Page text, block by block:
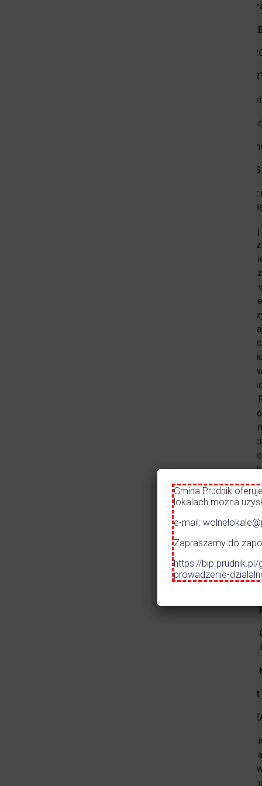
i
2.
3.
4.
i
6
w
w
Park
Kultury
Gmina
Gmina
Gmina
Gmina
CEL
i
z
Gmina Prudnik
lokalach można
e-mail:
Zapraszamy do
https://
prowadzenie-